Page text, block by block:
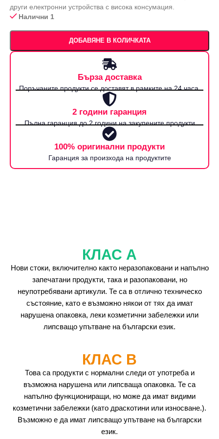
други електронни устройства с висока консумация.
Налични 1
ДОБАВЯНЕ В КОЛИЧКАТА
Бърза доставка
Поръчаните продукти се доставят в рамките на 24 часа.
2 години гаранция
Пълна гаранция до 2 години на закупените продукти
100% оригинални продукти
Гаранция за произхода на продуктите
КЛАС А
Нови стоки, включително както неразопаковани и напълно
запечатани продукти, така и разопаковани, но
неупотребявани артикули. Те са в отлично техническо
състояние, като е възможно някои от тях да имат
нарушена опаковка, леки козметични забележки или
липсващо упътване на български език.
КЛАС B
Това са продукти с нормални следи от употреба и
възможна нарушена или липсваща опаковка. Те са
напълно функциониращи, но може да имат видими
козметични забележки (като драскотини или износване.).
Възможно е да имат липсващо упътване на български
език.